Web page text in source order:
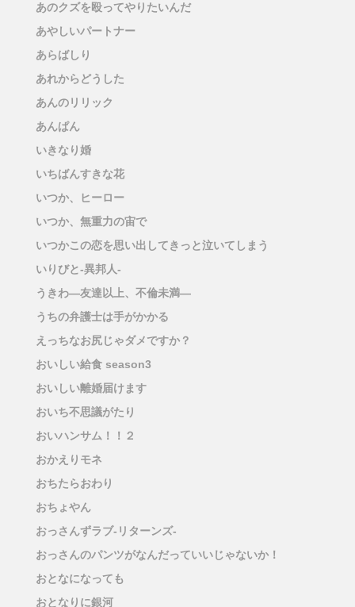
あのクズを殴ってやりたいんだ
あやしいパートナー
あらばしり
あれからどうした
あんのリリック
あんぱん
いきなり婚
いちばんすきな花
いつか、ヒーロー
いつか、無重力の宙で
いつかこの恋を思い出してきっと泣いてしまう
いりびと-異邦人-
うきわ―友達以上、不倫未満―
うちの弁護士は手がかかる
えっちなお尻じゃダメですか？
おいしい給食 season3
おいしい離婚届けます
おいち不思議がたり
おいハンサム！！２
おかえりモネ
おちたらおわり
おちょやん
おっさんずラブ-リターンズ-
おっさんのパンツがなんだっていいじゃないか！
おとなになっても
おとなりに銀河